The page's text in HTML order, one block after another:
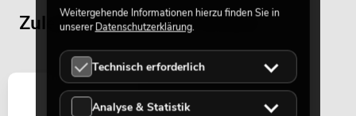
Zuletzt angesehene Artikel
Weitergehende Informationen hierzu finden Sie in
unsererDatenschutzerklärung.
Technisch erforderlich
Analyse & Statistik